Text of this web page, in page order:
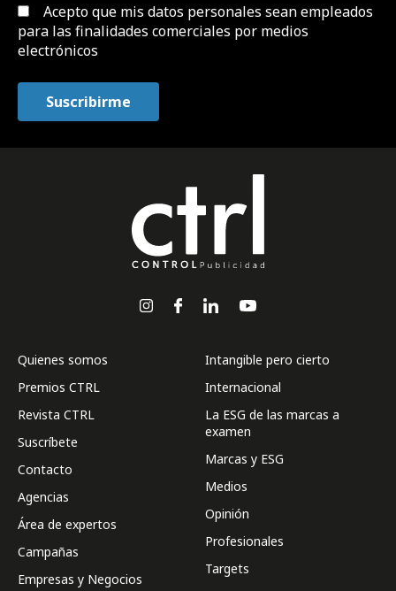
Acepto que mis datos personales sean empleados
para las finalidades comerciales por medios
electrónicos
Quienes somos
Premios CTRL
Revista CTRL
Suscríbete
Contacto
Agencias
Área de expertos
Campañas
Empresas y Negocios
Intangible pero cierto
Internacional
La ESG de las marcas a
examen
Marcas y ESG
Medios
Opinión
Profesionales
Targets